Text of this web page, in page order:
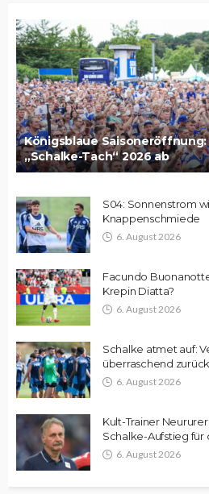
Königsblaue
„Schalke-Tach“ 2026 ab
S04: Sonnenstrom
Knappenschmiede
6. August 2026
Facundo
Krepin Diatta?
6. August 2026
Schalke atmet auf:
überraschend
6. August 2026
Kult-Trainer
Schalke-Aufstieg für
6. August 2026